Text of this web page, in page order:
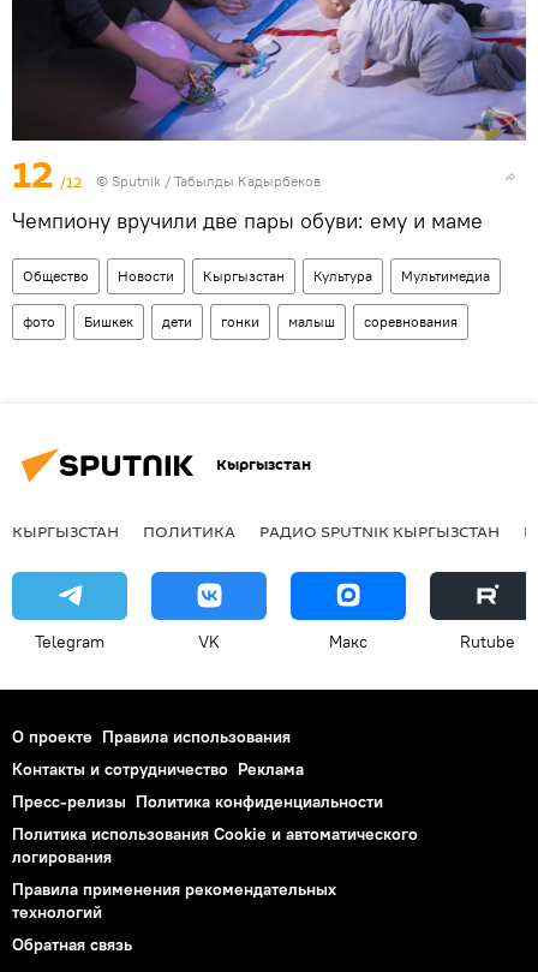
12 /12 © Sputnik / Табылды Кадырбеков
Чемпиону вручили две пары обуви: ему и маме
Общество Новости Кыргызстан Культура Мультимедиа
фото Бишкек дети гонки малыш соревнования
Кыргызстан
КЫРГЫЗСТАН ПОЛИТИКА РАДИО SPUTNIK КЫРГЫЗСТАН
Telegram VK Макс Rutube
О проекте Правила использования
Контакты и сотрудничество Реклама
Пресс-релизы Политика конфиденциальности
Политика использования Cookie и автоматического
логирования
Правила применения рекомендательных
технологий
Обратная связь